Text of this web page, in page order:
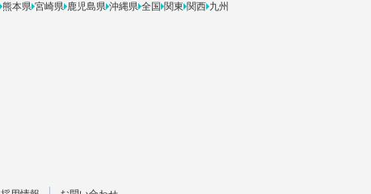
熊本県 宮崎県 鹿児島県 沖縄県 全国 関東 関西 九州